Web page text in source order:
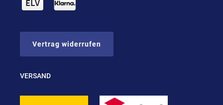
Vertrag widerrufen
VERSAND